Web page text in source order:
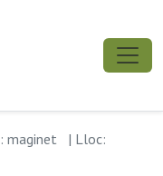
maginet
| Lloc: